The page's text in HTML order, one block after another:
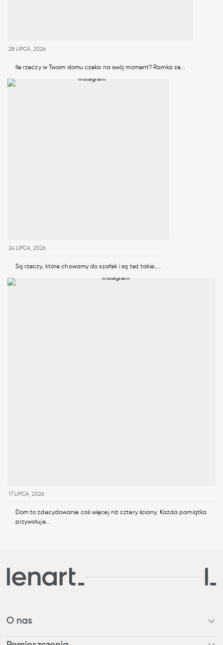
28 LIPCA, 2026
Ile rzeczy w Twoim domu czeka na swój moment? Ramka ze...
24 LIPCA, 2026
Są rzeczy, które chowamy do szafek i są też takie,...
17 LIPCA, 2026
Dom to zdecydowanie coś więcej niż cztery ściany. Każda pamiątka
przywołuje...
O nas
Kim jesteśmy?